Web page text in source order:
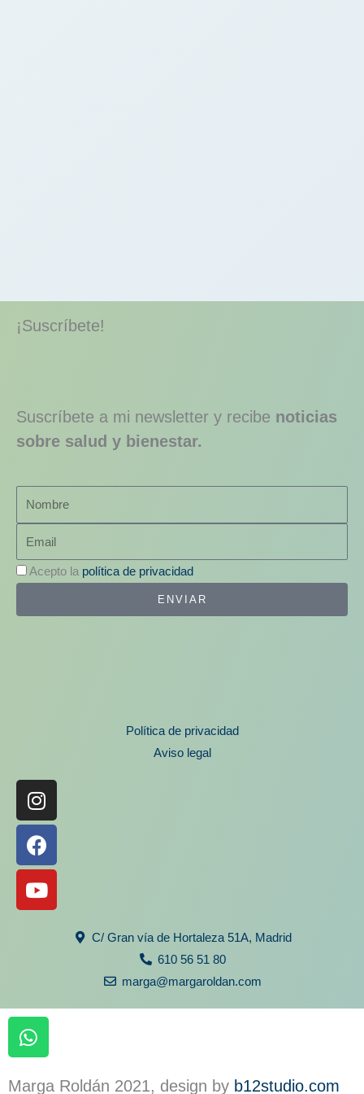
¡Suscríbete!
Suscríbete a mi newsletter y recibe noticias
sobre salud y bienestar.
Acepto la política de privacidad
ENVIAR
Política de privacidad
Aviso legal
Instagram
Facebook
Youtube
C/ Gran vía de Hortaleza 51A, Madrid
610 56 51 80
marga@margaroldan.com
W
h
t
Marga Roldán 2021, design by b12studio.com